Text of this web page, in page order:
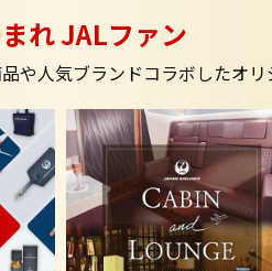
れ JALファン
や人気ブランドコラボしたオリ